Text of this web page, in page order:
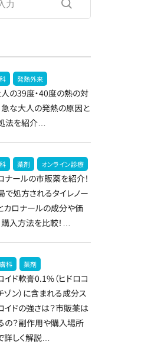
発熱外来
人の39度・40度の熱の対
急な大人の発熱の原因と
法を紹介…
薬剤 オンライン診療
ナールの市販薬を紹介！
で処方されるタイレノー
カロナールの成分や価
購入方法を比較！…
科 薬剤
イド軟膏0.1%（ヒドロコ
ゾン）に含まれる成分ス
イドの強さは？市販薬は
の？副作用や購入場所
詳しく解説…